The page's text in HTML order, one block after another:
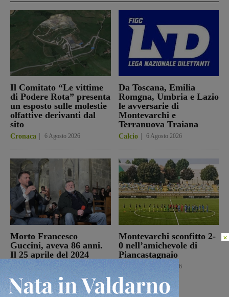
Il Comitato “Le vittime
di Podere Rota” presenta
un esposto sulle molestie
olfattive derivanti dal
sito
Cronaca 6 Agosto 2026
Da Toscana, Emilia
Romgna, Umbria e Lazio
le avversarie di
Montevarchi e
Terranuova Traiana
Calcio 6 Agosto 2026
Morto Francesco
Guccini, aveva 86 anni.
Il 25 aprile del 2024
celebrare la Liberazione
Cronaca 6 Agosto 2026
Montevarchi sconfitto 2-
0 nell’amichevole di
Piancastagnaio
6 Agosto 2026
×